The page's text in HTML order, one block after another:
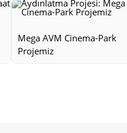
Mega AVM Cinema-Park
Projemiz